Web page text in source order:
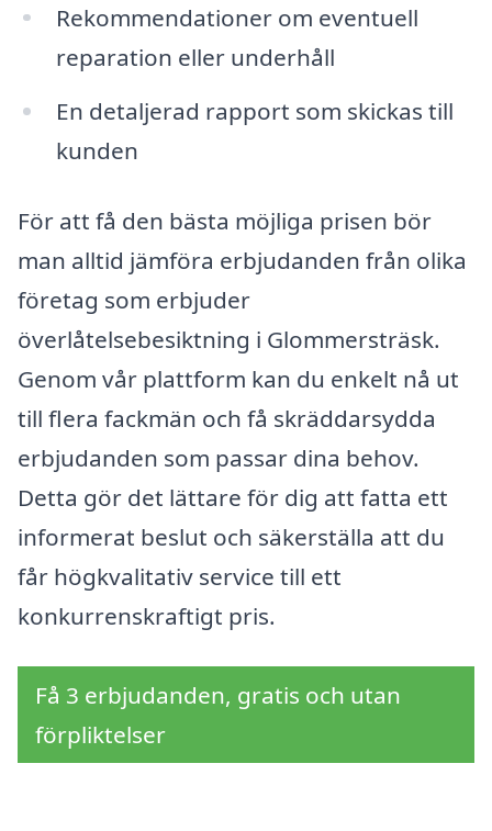
Rekommendationer om eventuell
reparation eller underhåll
En detaljerad rapport som skickas till
kunden
För att få den bästa möjliga prisen bör
man alltid jämföra erbjudanden från olika
företag som erbjuder
överlåtelsebesiktning i Glommersträsk.
Genom vår plattform kan du enkelt nå ut
till flera fackmän och få skräddarsydda
erbjudanden som passar dina behov.
Detta gör det lättare för dig att fatta ett
informerat beslut och säkerställa att du
får högkvalitativ service till ett
konkurrenskraftigt pris.
Få 3 erbjudanden, gratis och utan
förpliktelser